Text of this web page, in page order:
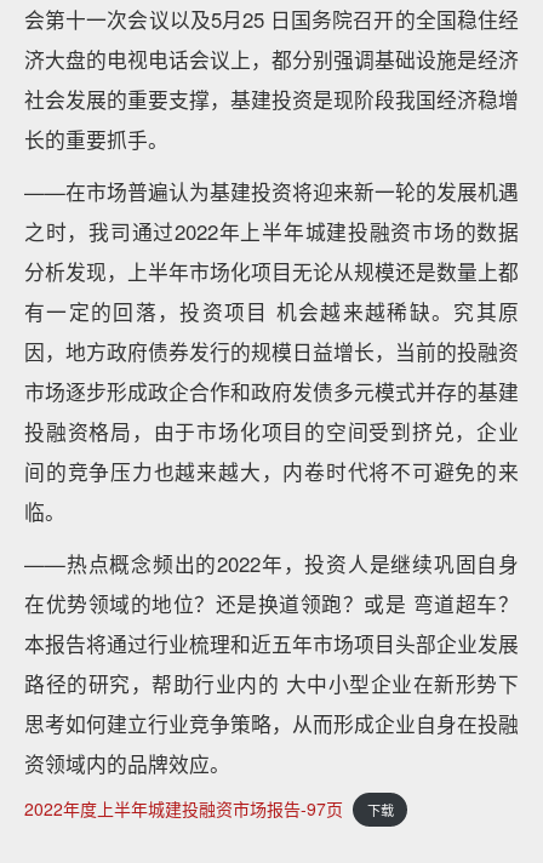
会第十一次会议以及5月25 日国务院召开的全国稳住经
济大盘的电视电话会议上，都分别强调基础设施是经济
社会发展的重要支撑，基建投资是现阶段我国经济稳增
长的重要抓手。
——在市场普遍认为基建投资将迎来新一轮的发展机遇
之时，我司通过2022年上半年城建投融资市场的数据
分析发现，上半年市场化项目无论从规模还是数量上都
有一定的回落，投资项目 机会越来越稀缺。究其原
因，地方政府债券发行的规模日益增长，当前的投融资
市场逐步形成政企合作和政府发债多元模式并存的基建
投融资格局，由于市场化项目的空间受到挤兑，企业
间的竞争压力也越来越大，内卷时代将不可避免的来
临。
——热点概念频出的2022年，投资人是继续巩固自身
在优势领域的地位？还是换道领跑？或是 弯道超车？
本报告将通过行业梳理和近五年市场项目头部企业发展
路径的研究，帮助行业内的 大中小型企业在新形势下
思考如何建立行业竞争策略，从而形成企业自身在投融
资领域内的品牌效应。
2022年度上半年城建投融资市场报告-97页 下载